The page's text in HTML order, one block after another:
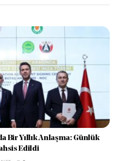
Bir Yıllık Anlaşma: Günlük
Edildi